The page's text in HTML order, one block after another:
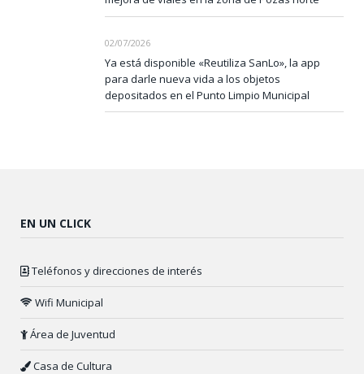
02/07/2026
Ya está disponible «Reutiliza SanLo», la app
para darle nueva vida a los objetos
depositados en el Punto Limpio Municipal
EN UN CLICK
Teléfonos y direcciones de interés
Wifi Municipal
Área de Juventud
Casa de Cultura